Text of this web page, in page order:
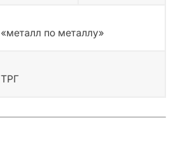
«металл по металлу»
ТРГ